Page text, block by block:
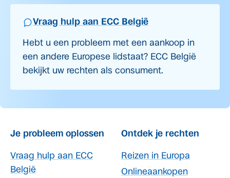
Vraag hulp aan ECC België
Hebt u een probleem met een aankoop in
een andere Europese lidstaat? ECC België
bekijkt uw rechten als consument.
Je probleem oplossen
Vraag hulp aan ECC
België
Ontdek je rechten
Reizen in Europa
Onlineaankopen